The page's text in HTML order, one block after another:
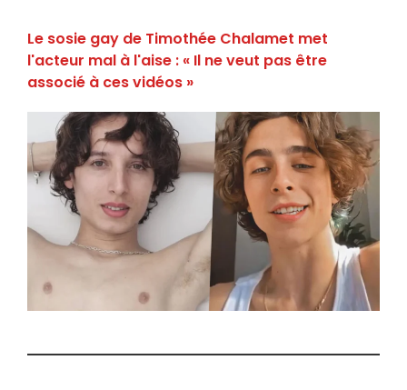
Le sosie gay de Timothée Chalamet met
l'acteur mal à l'aise : « Il ne veut pas être
associé à ces vidéos »